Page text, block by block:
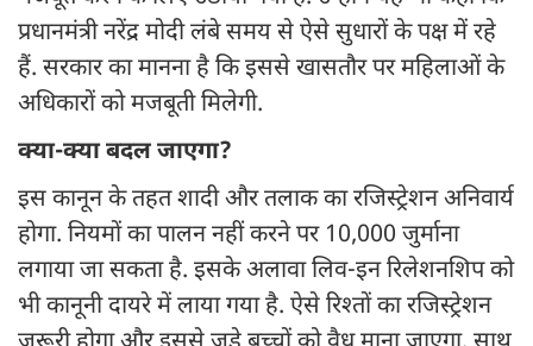
प्रधानमंत्री नरेंद्र मोदी लंबे समय से ऐसे सुधारों के पक्ष में रहे
हैं. सरकार का मानना है कि इससे खासतौर पर महिलाओं के
अधिकारों को मजबूती मिलेगी.
क्या-क्या बदल जाएगा?
इस कानून के तहत शादी और तलाक का रजिस्ट्रेशन अनिवार्य
होगा. नियमों का पालन नहीं करने पर 10,000 जुर्माना
लगाया जा सकता है. इसके अलावा लिव-इन रिलेशनशिप को
भी कानूनी दायरे में लाया गया है. ऐसे रिश्तों का रजिस्ट्रेशन